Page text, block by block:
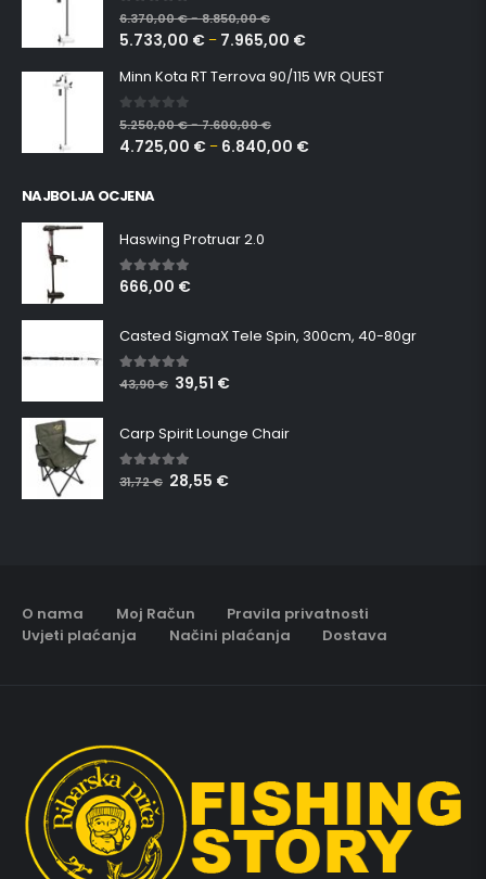
0 out of 5
6.370,00€–8.850,00€
5.733,00 € – 7.965,00 €
Minn Kota RT Terrova 90/115 WR QUEST
0 out of 5
5.250,00€–7.600,00€
4.725,00 € – 6.840,00 €
NAJBOLJA OCJENA
Haswing Protruar 2.0
5.00 out of 5
666,00 €
Casted SigmaX Tele Spin, 300cm, 40-80gr
5.00out of 5
43,90€ 39,51 €
Carp Spirit Lounge Chair
5.00 out of 5
31,72€ 28,55 €
O nama Moj Račun
Pravila privatnosti
Uvjeti plaćanja
Načini plaćanja Dostava